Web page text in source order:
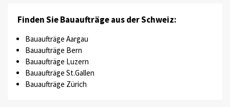
Finden Sie Bauaufträge aus der Schweiz:
Bauaufträge Aargau
Bauaufträge Bern
Bauaufträge Luzern
Bauaufträge St.Gallen
Bauaufträge Zürich